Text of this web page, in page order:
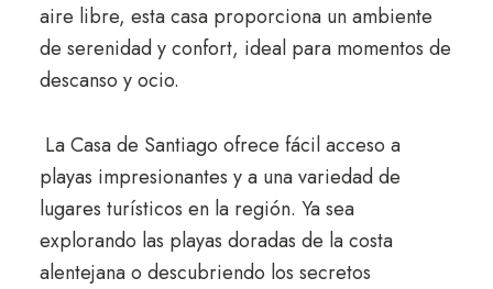
aire libre, esta casa proporciona un ambiente
de serenidad y confort, ideal para momentos de
descanso y ocio.
La Casa de Santiago ofrece fácil acceso a
playas impresionantes y a una variedad de
lugares turísticos en la región. Ya sea
explorando las playas doradas de la costa
alentejana o descubriendo los secretos